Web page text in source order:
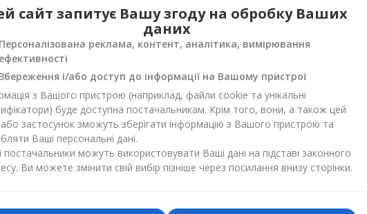
Замовити 4 074 грн Замовити
сайт запитує Вашу згоду на обробку Ваших
даних
Персоналізована реклама, контент, аналітика, вимірювання
ефективності
і/або доступ до інформації на Вашому пристрої
з Вашого пристрою (наприклад, файли cookie та унікальні
буде доступна постачальникам. Крім того, вони, а також цей
застосунок зможуть зберігати інформацію з Вашого пристрою та
Ваші персональні дані.
постачальники можуть використовувати Ваші дані на підставі законного
Ви можете змінити свій вибір пізніше через посилання внизу сторінки.